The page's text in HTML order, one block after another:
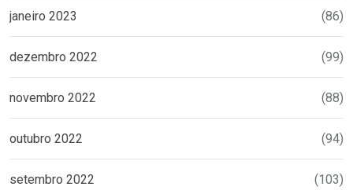
janeiro 2023 (86)
dezembro 2022 (99)
novembro 2022 (88)
outubro 2022 (94)
setembro 2022 (103)